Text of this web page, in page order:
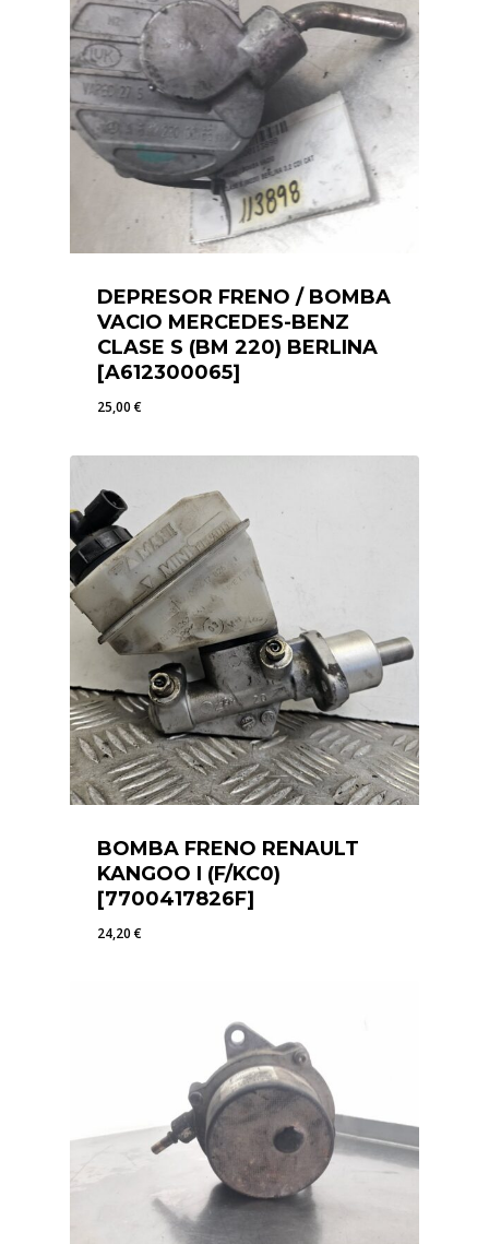
DEPRESOR FRENO / BOMBA
VACIO MERCEDES-BENZ
CLASE S (BM 220) BERLINA
[A612300065]
25,00€
BOMBA FRENO RENAULT
KANGOO I (F/KC0)
[7700417826F]
24,20€